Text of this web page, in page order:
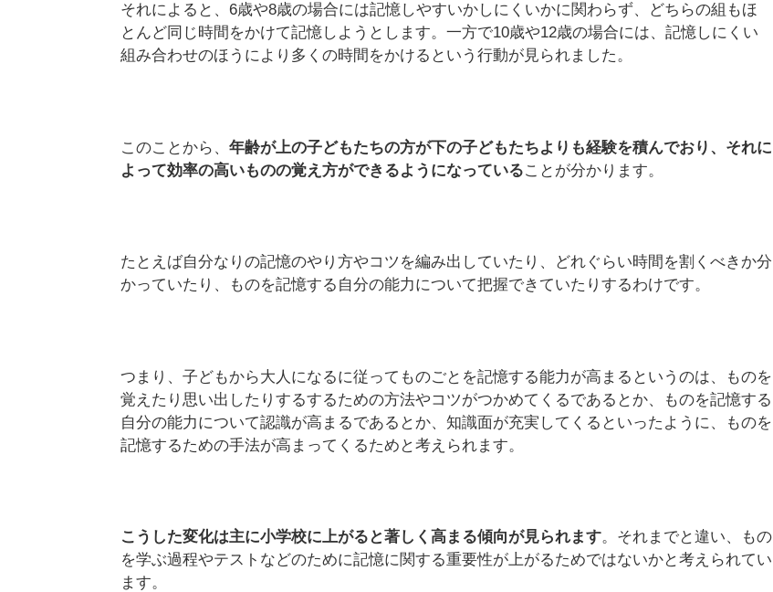
それによると、6歳や8歳の場合には記憶しやすいかしにくいかに関わらず、どちらの組もほ
とんど同じ時間をかけて記憶しようとします。一方で10歳や12歳の場合には、記憶しにくい
組み合わせのほうにより多くの時間をかけるという行動が見られました。
このことから、 年齢が上の子どもたちの方が下の子どもたちよりも経験を積んでおり、それに
よって効率の高いものの覚え方ができるようになっていることが分かります。
たとえば自分なりの記憶のやり方やコツを編み出していたり、どれぐらい時間を割くべきか分
かっていたり、ものを記憶する自分の能力について把握できていたりするわけです。
つまり、子どもから大人になるに従ってものごとを記憶する能力が高まるというのは、ものを
覚えたり思い出したりするするための方法やコツがつかめてくるであるとか、ものを記憶する
自分の能力について認識が高まるであるとか、知識面が充実してくるといったように、ものを
記憶するための手法が高まってくるためと考えられます。
こうした変化は主に小学校に上がると著しく高まる傾向が見られます。それまでと違い、もの
を学ぶ過程やテストなどのために記憶に関する重要性が上がるためではないかと考えられてい
ます。